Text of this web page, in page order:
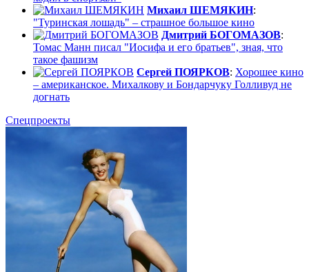
Михаил ШЕМЯКИН:
"Туринская лошадь" – страшное большое кино
Дмитрий БОГОМАЗОВ:
Томас Манн писал "Иосифа и его братьев", зная, что
такое фашизм
Сергей ПОЯРКОВ: Хорошее кино
– американское. Михалкову и Бондарчуку Голливуд не
догнать
Спецпроекты